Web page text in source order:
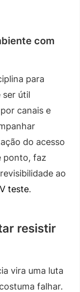
com
para
ser útil
canais e
do acesso
ponto, faz
ao
teste.
resistir
vira uma luta
falhar.